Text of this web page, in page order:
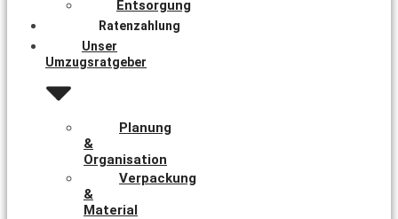
Entsorgung
Ratenzahlung
Unser
Umzugsratgeber
Planung
&
Organisation
Verpackung
&
Material